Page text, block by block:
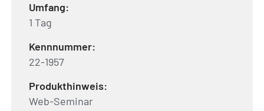
Umfang:
1 Tag
Kennnummer:
22-1957
Produkthinweis:
Web-Seminar